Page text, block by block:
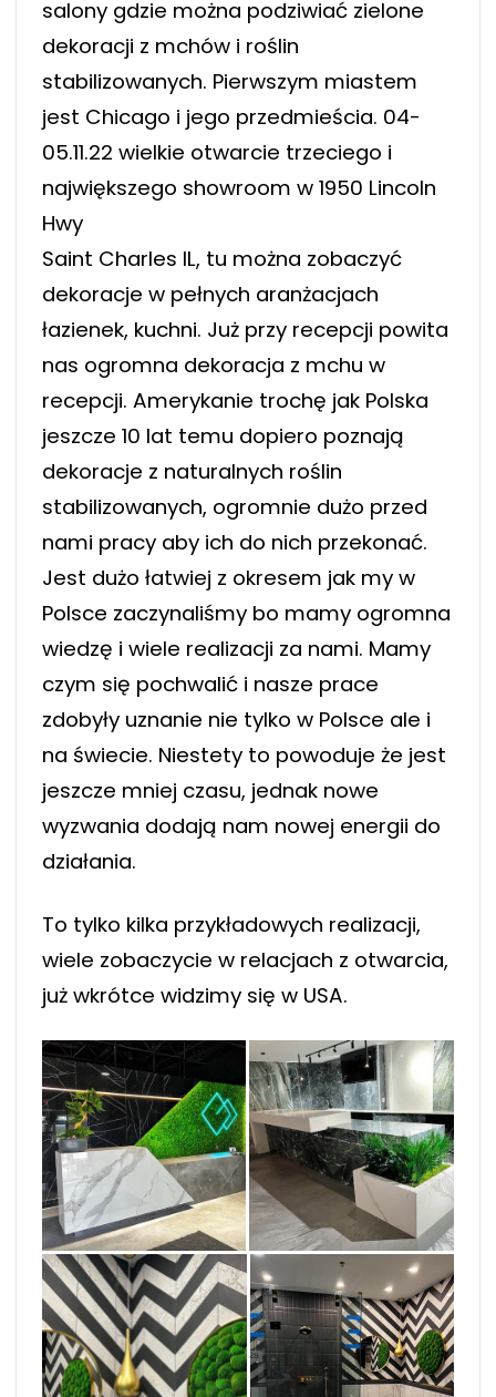
salony gdzie można podziwiać zielone
dekoracji z mchów i roślin
stabilizowanych. Pierwszym miastem
jest Chicago i jego przedmieścia. 04-
05.11.22 wielkie otwarcie trzeciego i
największego showroom w 1950 Lincoln
Hwy
Saint Charles IL, tu można zobaczyć
dekoracje w pełnych aranżacjach
łazienek, kuchni. Już przy recepcji powita
nas ogromna dekoracja z mchu w
recepcji. Amerykanie trochę jak Polska
jeszcze 10 lat temu dopiero poznają
dekoracje z naturalnych roślin
stabilizowanych, ogromnie dużo przed
nami pracy aby ich do nich przekonać.
Jest dużo łatwiej z okresem jak my w
Polsce zaczynaliśmy bo mamy ogromna
wiedzę i wiele realizacji za nami. Mamy
czym się pochwalić i nasze prace
zdobyły uznanie nie tylko w Polsce ale i
na świecie. Niestety to powoduje że jest
jeszcze mniej czasu, jednak nowe
wyzwania dodają nam nowej energii do
działania.
To tylko kilka przykładowych realizacji,
wiele zobaczycie w relacjach z otwarcia,
już wkrótce widzimy się w USA.